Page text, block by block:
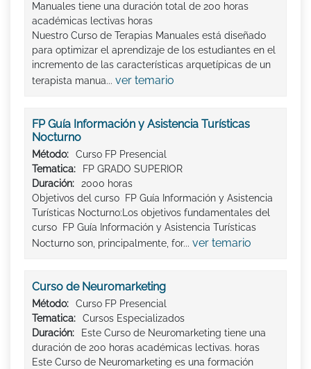
Manuales tiene una duración total de 200 horas
académicas lectivas horas
Nuestro Curso de Terapias Manuales está diseñado
para optimizar el aprendizaje de los estudiantes en el
incremento de las características arquetípicas de un
terapista manua... ver temario
FP Guía Información y Asistencia Turísticas
Nocturno
Método:
Curso FP Presencial
Tematica:
FP GRADO SUPERIOR
Duración:
2000 horas
Objetivos del curso FP Guía Información y Asistencia
Turísticas Nocturno:Los objetivos fundamentales del
curso FP Guía Información y Asistencia Turísticas
Nocturno son, principalmente, for... ver temario
Curso de Neuromarketing
Método:
Curso FP Presencial
Tematica:
Cursos Especializados
Duración:
Este Curso de Neuromarketing tiene una
duración de 200 horas académicas lectivas. horas
Este Curso de Neuromarketing es una formación